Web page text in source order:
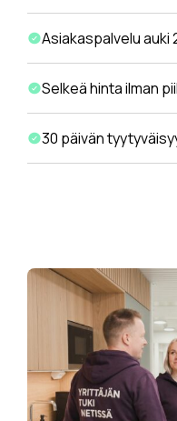
Asiakaspalvelu auki
Selkeä hinta ilman
30 päivän